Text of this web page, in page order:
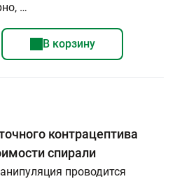
…
В корзину
контрацептива
спирали
проводится